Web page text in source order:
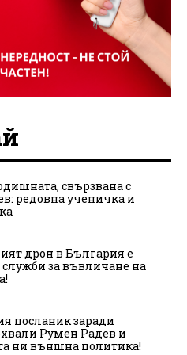
свързвана с
редовна ученичка и
дрон в България е
за въвличане на
посланик заради
Румен Радев и
ни външна политика!